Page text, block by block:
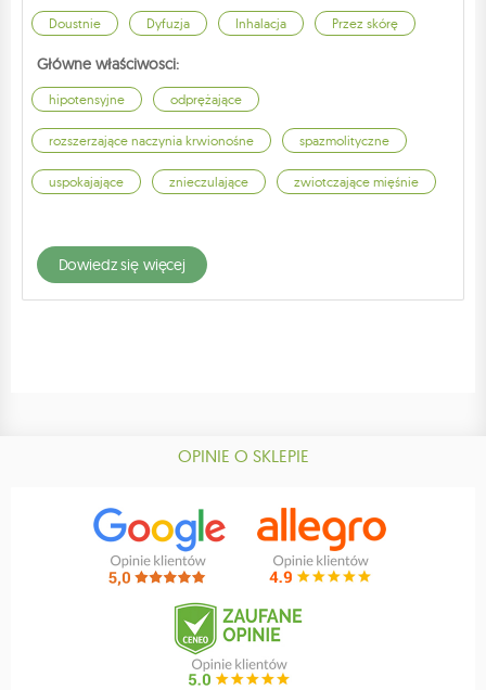
Doustnie Dyfuzja Inhalacja Przez skórę
Główne właściwosci:
hipotensyjne odprężające
rozszerzające naczynia krwionośne spazmolityczne
uspokajające znieczulające zwiotczające mięśnie
dowiedz się więcej
OPINIE O SKLEPIE